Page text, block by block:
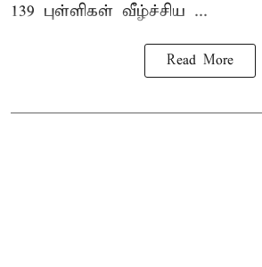
139 புள்ளிகள் வீழ்ச்சிய ...
Read More